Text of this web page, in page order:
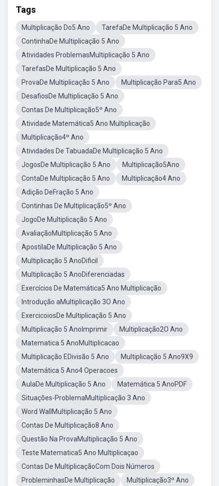
Tags
Multiplicação Do5 Ano
TarefaDe Multiplicação 5 Ano
ContinhaDe Multiplicação 5 Ano
Atividades ProblemasMultiplicação 5 Ano
TarefasDe Multiplicação 5 Ano
ProvaDe Multiplicação 5 Ano
Multiplicação Para5 Ano
DesafiosDe Multiplicação 5 Ano
Contas De Multiplicação5º Ano
Atividade Matemática5 Ano Multiplicação
Multiplicação4º Ano
Atividades De TabuadaDe Multiplicação 5 Ano
JogosDe Multiplicação 5 Ano
Multiplicação5Ano
ContaDe Multiplicação 5 Ano
Multiplicação4 Ano
Adição DeFração 5 Ano
Continhas De Multiplicação5º Ano
JogoDe Multiplicação 5 Ano
AvaliaçãoMultiplicação 5 Ano
ApostilaDe Multiplicação 5 Ano
Multiplicação 5 AnoDificil
Multiplicação 5 AnoDiferenciadas
Exercícios De Matemática5 Ano Multiplicação
Introdução aMultiplicação 3O Ano
ExercicoiosDe Multiplicação 5 Ano
Multiplicação 5 AnoImprimir
Multiplicação2O Ano
Matematica 5 AnoMultiplicacao
Multiplicação EDivisão 5 Ano
Multiplicação 5 Ano9X9
Matemática 5 Ano4 Operacoes
AulaDe Multiplicação 5 Ano
Matemática 5 AnoPDF
Situações-ProblemaMultiplicação 3 Ano
Word WallMultiplicação 5 Ano
Contas De Multiplicação8 Ano
Questão Na ProvaMultiplicação 5 Ano
Teste Matematica5 Ano Multiplicaçao
Contas De MultiplicaçãoCom Dois Números
ProbleminhasDe Multiplicação
Multiplicação3º Ano